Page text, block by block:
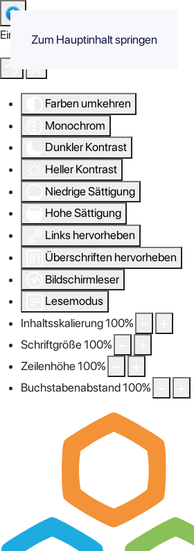
Eingabehilfen öffnen
Farben umkehren
Monochrom
Dunkler Kontrast
Heller Kontrast
Niedrige Sättigung
Hohe Sättigung
Links hervorheben
Überschriften hervorheben
Bildschirmleser
Lesemodus
Inhaltsskalierung100%
Schriftgröße100%
Zeilenhöhe100%
Buchstabenabstand100%
Zum Hauptinhalt springen